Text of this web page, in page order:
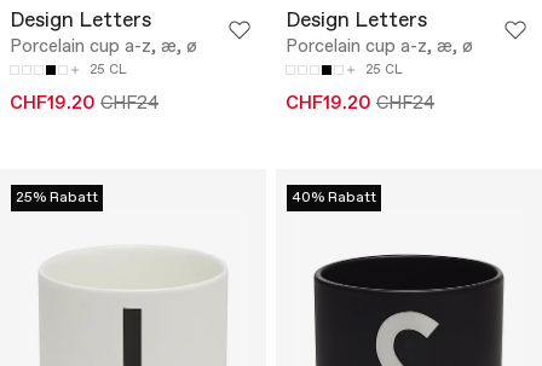
Design Letters
Porcelain cup a-z, æ, ø
25 CL
CHF19.20 CHF24
Design Letters
Porcelain cup a-z, æ, ø
25 CL
CHF19.20 CHF24
25% Rabatt 40% Rabatt